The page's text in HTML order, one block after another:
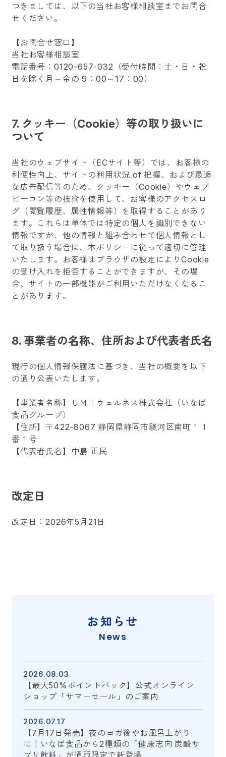
つきましては、以下の当社お客様相談室までお問合
せください。
【お問合せ窓口】
当社お客様相談室
電話番号：0120-657-032（受付時間：土・日・祝
日を除く月～金の 9：00～17：00）
7. クッキー（Cookie）等の取り扱いに
ついて
当社のウェブサイト（ECサイト等）では、お客様の
利便性向上、サイトの利用状況 of 把握、および最適
な広告配信等のため、クッキー（Cookie）やウェブ
ビーコン等の技術を使用して、お客様のアクセスロ
グ（閲覧履歴、属性情報等）を取得することがあり
ます。これらは単体では特定の個人を識別できない
情報ですが、他の情報と組み合わせて個人情報とし
て取り扱う場合は、本ポリシーに従って適切に管理
いたします。お客様はブラウザの設定によりCookie
の受け入れを拒否することができますが、その場
合、サイトの一部機能がご利用いただけなくなるこ
とがあります。
8. 事業者の名称、住所および代表者氏名
現行の個人情報保護法に基づき、当社の概要を以下
の通り公表いたします。
【事業者名称】ＵＭＩウェルネス株式会社（いなば
食品グループ）
【住所】〒422-8067 静岡県静岡市駿河区南町１１
番１号
【代表者氏名】中島 正民
改定日
改定日：2026年5月21日
お知らせ
News
2026.08.03
【最大50%ポイントバック】公式オンライン
ショップ「サマーセール」のご案内
2026.07.17
【7月17日発売】夜のヨガ後やお風呂上がり
に！いなば食品から2種類の「健康志向 炭酸サ
プリ飲料」が通販限定で新登場